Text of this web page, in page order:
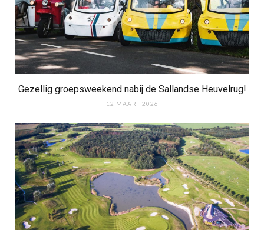
Gezellig groepsweekend nabij de Sallandse Heuvelrug!
12 MAART 2026